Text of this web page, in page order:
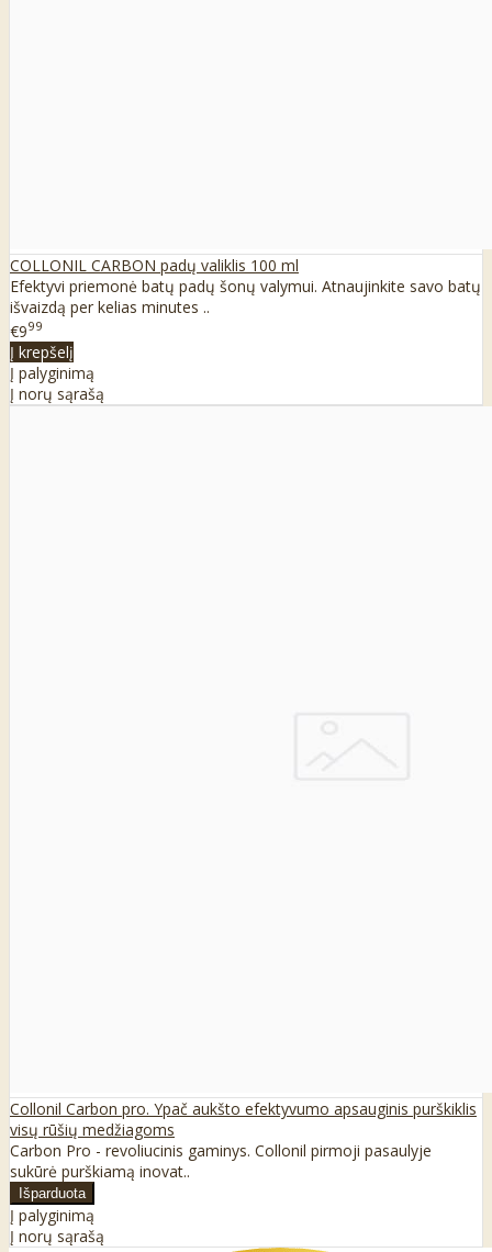
COLLONIL CARBON padų valiklis 100 ml
Efektyvi priemonė batų padų šonų valymui. Atnaujinkite savo batų
išvaizdą per kelias minutes ..
€999
Į krepšelį
Į palyginimą
Į norų sąrašą
Collonil Carbon pro. Ypač aukšto efektyvumo apsauginis purškiklis
visų rūšių medžiagoms
Carbon Pro - revoliucinis gaminys. Collonil pirmoji pasaulyje
sukūrė purškiamą inovat..
Į palyginimą
Į norų sąrašą